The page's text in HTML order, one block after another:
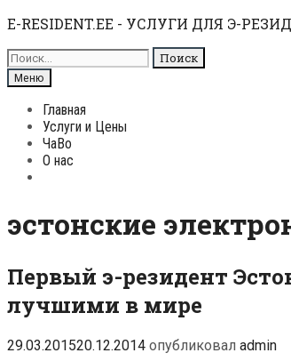
Перейти
содержимому
E-RESIDENT.EE - УСЛУГИ ДЛЯ Э-
Поиск
для:
Поиск
Меню
Главная
Услуги и Цены
ЧаВо
О нас
эстонские
Первый э-резидент
лучшими в мире
29.03.201520.12.2014 опубликовал admin